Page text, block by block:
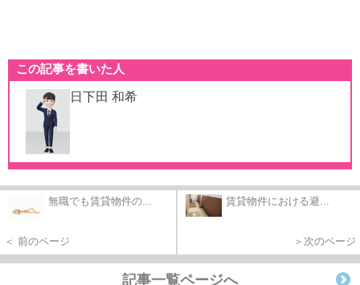
この記事を書いた人
日下田 和希
無職でも賃貸物件の...
＜ 前のページ
賃貸物件における避...
＞次のページ
記事一覧ページへ